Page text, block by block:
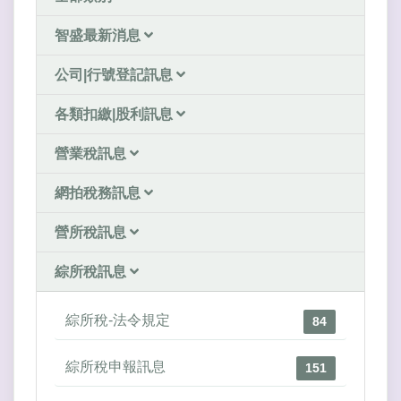
智盛最新消息
公司|行號登記訊息
各類扣繳|股利訊息
營業稅訊息
網拍稅務訊息
營所稅訊息
綜所稅訊息
綜所稅-法令規定 84
綜所稅申報訊息 151